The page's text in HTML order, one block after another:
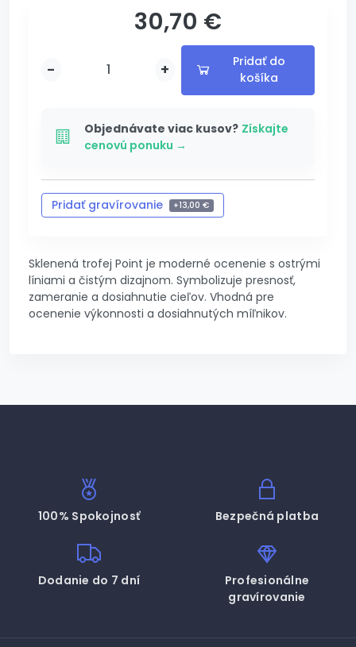
30,70 €
s gravírovaním
- +
Pridať do
košíka
Pridávam...
Pridané
Objednávate viac kusov? Získajte
cenovú ponuku →
Pridať gravírovanie +13,00 €
Zrušiť gravírovanie
Sklenená trofej Point je moderné ocenenie s ostrými
líniami a čistým dizajnom. Symbolizuje presnosť,
zameranie a dosiahnutie cieľov. Vhodná pre
ocenenie výkonnosti a dosiahnutých míľnikov.
100% Spokojnosť Bezpečná platba
Dodanie do 7 dní
Profesionálne
gravírovanie